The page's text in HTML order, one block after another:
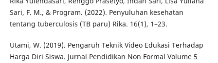
Sari, F. M., & Program. (2022). Penyuluhan kesehatan
tentang tuberculosis (TB paru) Rika. 16(1), 1–23.
Utami, W. (2019). Pengaruh Teknik Video Edukasi Terhadap
Harga Diri Siswa. Jurnal Pendidikan Non Formal Volume 5